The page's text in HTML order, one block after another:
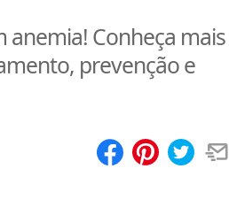
anemia! Conheça mais
prevenção e